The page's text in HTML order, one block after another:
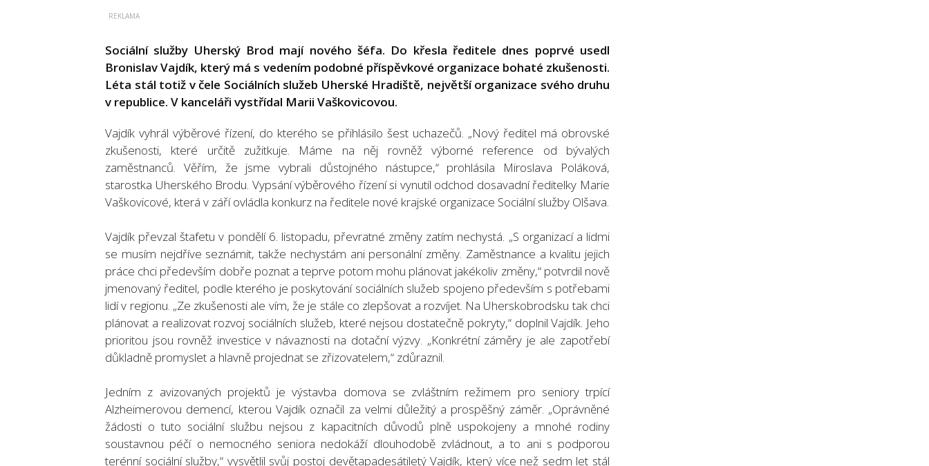
Sociální služby Uherský Brod mají nového šéfa. Do křesla ředitele dnes poprvé usedl
Bronislav Vajdík, který má s vedením podobné příspěvkové organizace bohaté zkušenosti.
Léta stál totiž v čele Sociálních služeb Uherské Hradiště, největší organizace svého druhu
v republice. V kanceláři vystřídal Marii Vaškovicovou.
Vajdík vyhrál výběrové řízení, do kterého se přihlásilo šest uchazečů. „Nový ředitel má obrovské
zkušenosti, které určitě zužitkuje. Máme na něj rovněž výborné reference od bývalých
zaměstnanců. Věřím, že jsme vybrali důstojného nástupce,“ prohlásila Miroslava Poláková,
starostka Uherského Brodu. Vypsání výběrového řízení si vynutil odchod dosavadní ředitelky Marie
Vaškovicové, která v září ovládla konkurz na ředitele nové krajské organizace Sociální služby Olšava.
Vajdík převzal štafetu v pondělí 6. listopadu, převratné změny zatím nechystá. „S organizací a lidmi
se musím nejdříve seznámit, takže nechystám ani personální změny. Zaměstnance a kvalitu jejich
práce chci především dobře poznat a teprve potom mohu plánovat jakékoliv změny,“ potvrdil nově
jmenovaný ředitel, podle kterého je poskytování sociálních služeb spojeno především s potřebami
lidí v regionu. „Ze zkušenosti ale vím, že je stále co zlepšovat a rozvíjet. Na Uherskobrodsku tak chci
plánovat a realizovat rozvoj sociálních služeb, které nejsou dostatečně pokryty,“ doplnil Vajdík. Jeho
prioritou jsou rovněž investice v návaznosti na dotační výzvy. „Konkrétní záměry je ale zapotřebí
důkladně promyslet a hlavně projednat se zřizovatelem,“ zdůraznil.
Jedním z avizovaných projektů je výstavba domova se zvláštním režimem pro seniory trpící
Alzheimerovou demencí, kterou Vajdík označil za velmi důležitý a prospěšný záměr. „Oprávněné
žádosti o tuto sociální službu nejsou z kapacitních důvodů plně uspokojeny a mnohé rodiny
soustavnou péčí o nemocného seniora nedokáží dlouhodobě zvládnout, a to ani s podporou
terénní sociální služby,“ vysvětlil svůj postoj devětapadesátiletý Vajdík, který více než sedm let stál